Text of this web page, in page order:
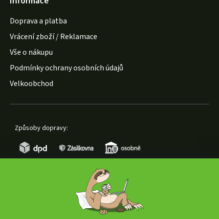
Doprava a platba
Vrácení zboží / Reklamace
Vše o nákupu
Podmínky ochrany osobních údajů
Velkoobchod
Způsoby dopravy: